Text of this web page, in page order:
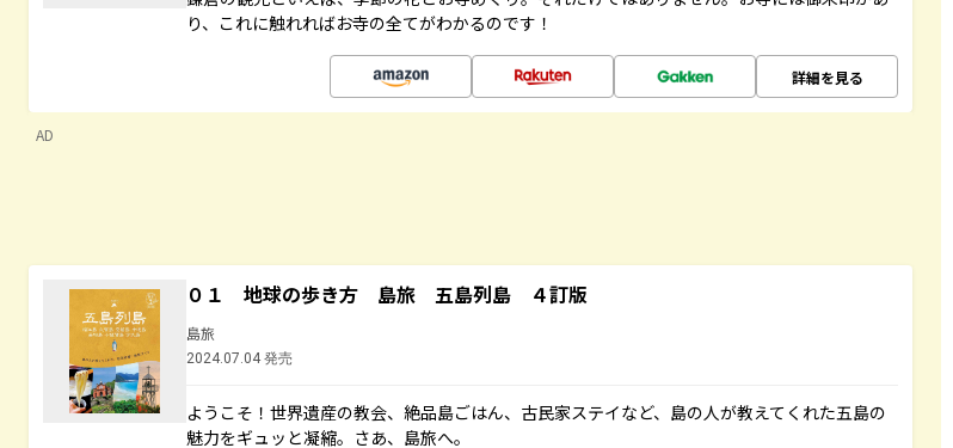
り、これに触れればお寺の全てがわかるのです！
詳細を見る
AD
０１ 地球の歩き方 島旅 五島列島 ４訂版
島旅
2024.07.04 発売
ようこそ！世界遺産の教会、絶品島ごはん、古民家ステイなど、島の人が教えてくれた五島の
魅力をギュッと凝縮。さあ、島旅へ。